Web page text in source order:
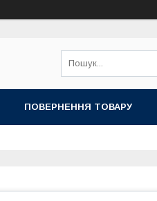
ПОВЕРНЕННЯ ТОВАРУ